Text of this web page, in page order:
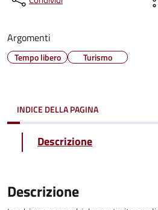
Argomenti
Tempo libero Turismo
INDICE DELLA PAGINA
Descrizione
Descrizione